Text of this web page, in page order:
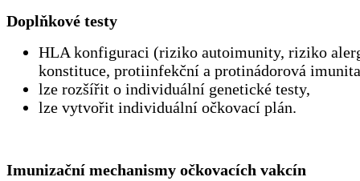
Doplňkové testy
HLA konfiguraci (riziko autoimunity, riziko
konstituce, protiinfekční a protinádorová
lze rozšířit o individuální genetické testy,
lze vytvořit individuální očkovací plán.
Imunizační mechanismy očkovacích vakcín